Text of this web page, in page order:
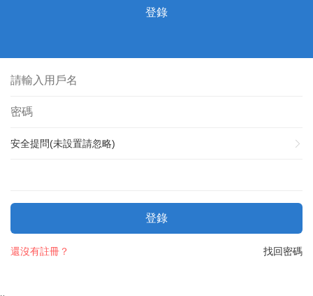
登錄
安全提問(未設置請忽略)
登錄
找回密碼
還沒有註冊？